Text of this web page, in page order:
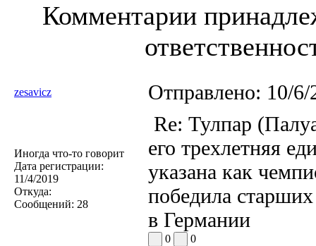
Комментарии
zesavicz Отправлено: 10/
Иногда что-то говорит
Дата регистрации:
11/4/2019
Откуда:
Сообщений: 28
Re: Тулпар
его трехлетняя
указана как
победила
в Германии
0 0